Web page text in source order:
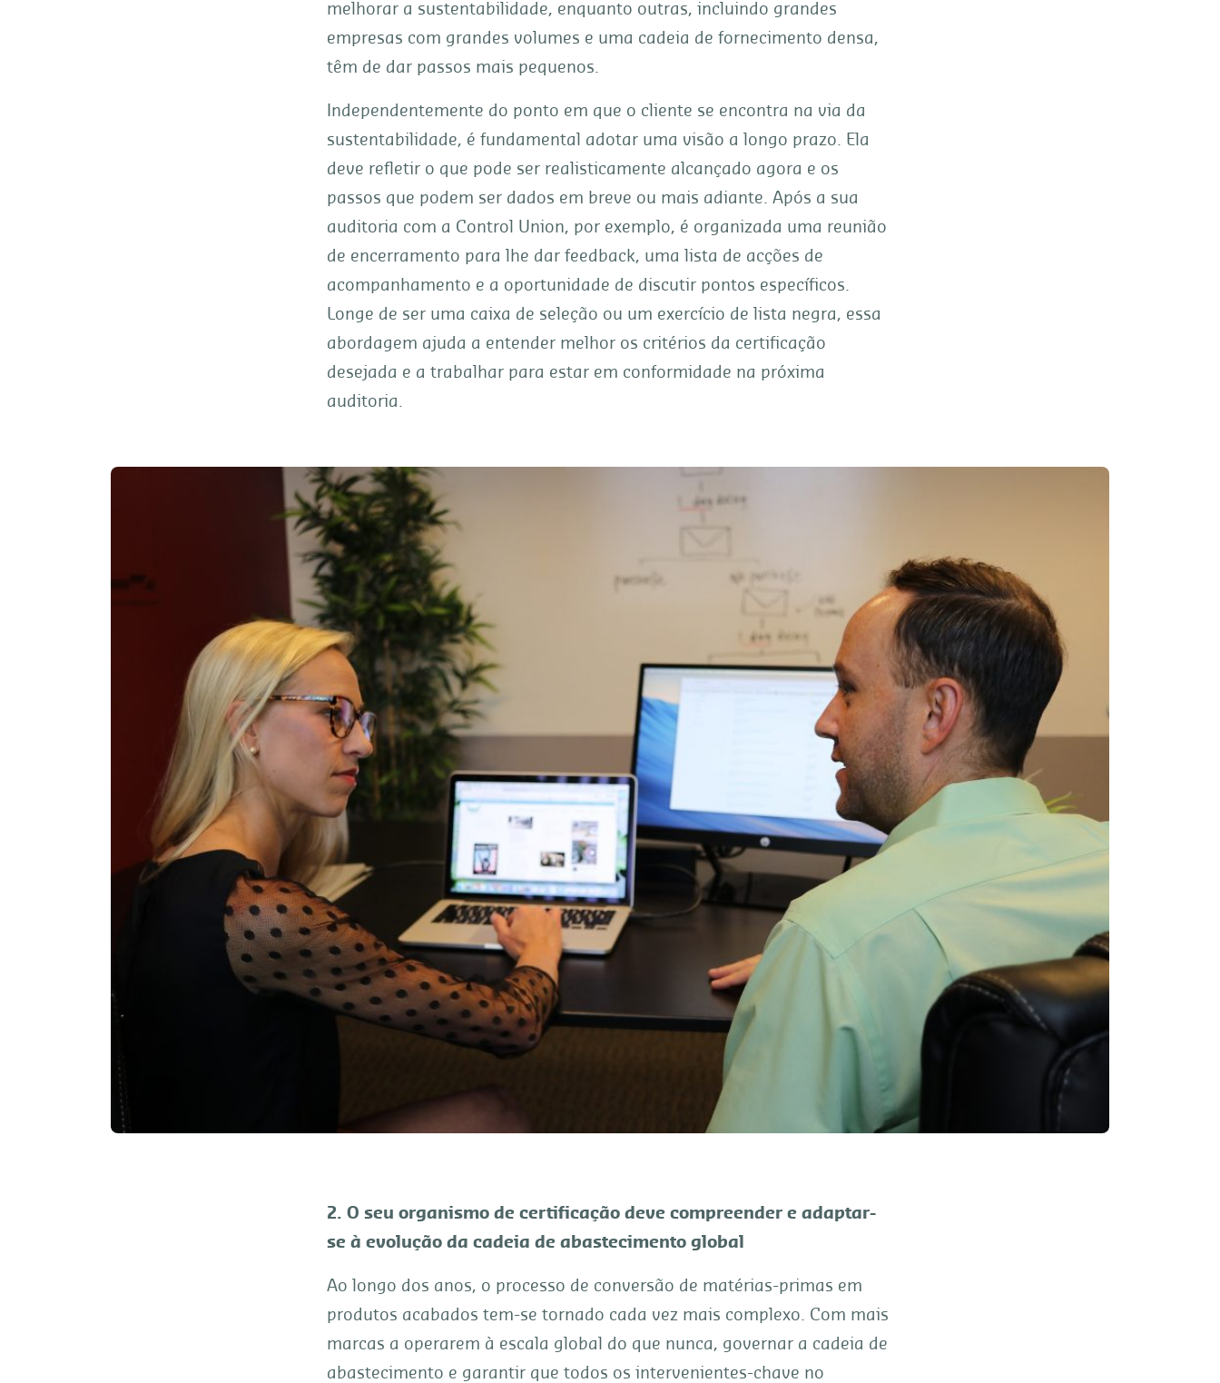
melhorar a sustentabilidade, enquanto outras, incluindo grandes
empresas com grandes volumes e uma cadeia de fornecimento densa,
têm de dar passos mais pequenos.
Independentemente do ponto em que o cliente se encontra na via da
sustentabilidade, é fundamental adotar uma visão a longo prazo. Ela
deve refletir o que pode ser realisticamente alcançado agora e os
passos que podem ser dados em breve ou mais adiante. Após a sua
auditoria com a Control Union, por exemplo, é organizada uma reunião
de encerramento para lhe dar feedback, uma lista de acções de
acompanhamento e a oportunidade de discutir pontos específicos.
Longe de ser uma caixa de seleção ou um exercício de lista negra, essa
abordagem ajuda a entender melhor os critérios da certificação
desejada e a trabalhar para estar em conformidade na próxima
auditoria.
2. O seu organismo de certificação deve compreender e adaptar-
se à evolução da cadeia de abastecimento global
Ao longo dos anos, o processo de conversão de matérias-primas em
produtos acabados tem-se tornado cada vez mais complexo. Com mais
marcas a operarem à escala global do que nunca, governar a cadeia de
abastecimento e garantir que todos os intervenientes-chave no